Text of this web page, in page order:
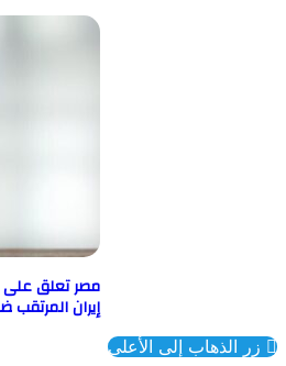
مصر تعلق على هجوم
إيران المرتقب ضد إسرائيل
إلى الأعلى